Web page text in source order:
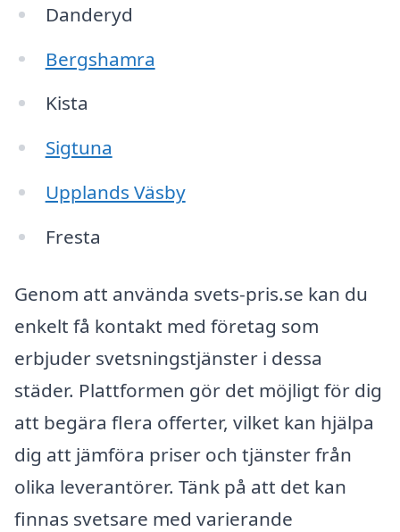
Danderyd
Bergshamra
Kista
Sigtuna
Upplands Väsby
Fresta
Genom att använda svets-pris.se kan du
enkelt få kontakt med företag som
erbjuder svetsningstjänster i dessa
städer. Plattformen gör det möjligt för dig
att begära flera offerter, vilket kan hjälpa
dig att jämföra priser och tjänster från
olika leverantörer. Tänk på att det kan
finnas svetsare med varierande